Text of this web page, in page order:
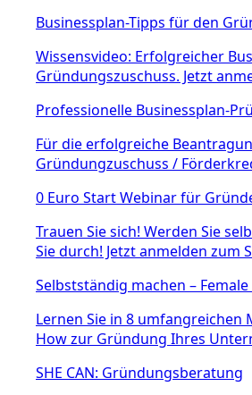
Businessplan-Tipps für den
Wissensvideo: Erfolgreicher
Gründungszuschuss. Jetzt
Professionelle Businessplan-
Für die erfolgreiche
Gründungzuschuss /
0 Euro Start Webinar für
Trauen Sie sich! Werden Sie
Sie durch! Jetzt anmelden zum
Selbstständig machen –
Lernen Sie in 8 umfangreichen
How zur Gründung Ihres
SHE CAN: Gründungsberatung